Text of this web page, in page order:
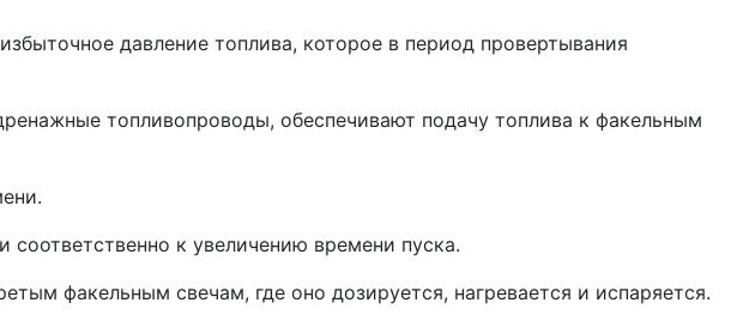
давление топлива, которое в период провертывания
топливопроводы, обес­печивают подачу топлива к факельным
к увеличению времени пуска.
факельным свечам, где оно дозируется, нагревается и испаряется.